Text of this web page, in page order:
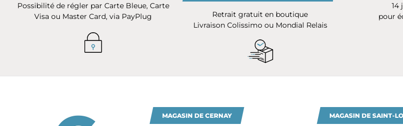
Possibilité de régler par Carte Bleue, Carte
Visa ou Master Card, via PayPlug
Retrait gratuit en boutique
Livraison Colissimo ou Mondial Relais
14
pour
MAGASIN DE CERNAY MAGASIN DE SAINT-